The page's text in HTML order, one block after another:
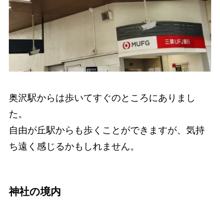
奥沢駅からは歩いてすぐのところにありまし
た。
自由が丘駅からも歩くことができますが、気持
ち遠く感じるかもしれません。
神社の境内